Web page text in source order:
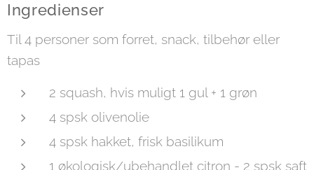
Ingredienser
Til 4 personer som forret, snack, tilbehør eller
tapas
2 squash, hvis muligt 1 gul + 1 grøn
4 spsk olivenolie
4 spsk hakket, frisk basilikum
1 økologisk/ubehandlet citron - 2 spsk saft